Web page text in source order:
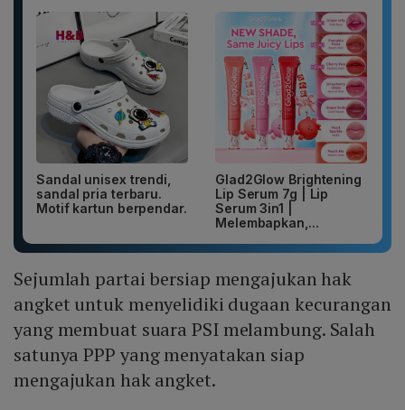
Sandal unisex trendi,
sandal pria terbaru.
Motif kartun berpendar.
Glad2Glow Brightening
Lip Serum 7g | Lip
Serum 3in1 |
Melembapkan,...
Sejumlah partai bersiap mengajukan hak
angket untuk menyelidiki dugaan kecurangan
yang membuat suara PSI melambung. Salah
satunya PPP yang menyatakan siap
mengajukan hak angket.